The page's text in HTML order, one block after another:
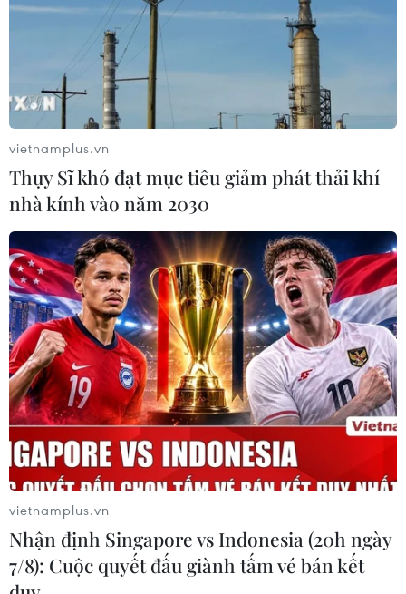
vietnamplus.vn
Thụy Sĩ khó đạt mục tiêu giảm phát thải khí
nhà kính vào năm 2030
vietnamplus.vn
Nhận định Singapore vs Indonesia (20h ngày
7/8): Cuộc quyết đấu giành tấm vé bán kết